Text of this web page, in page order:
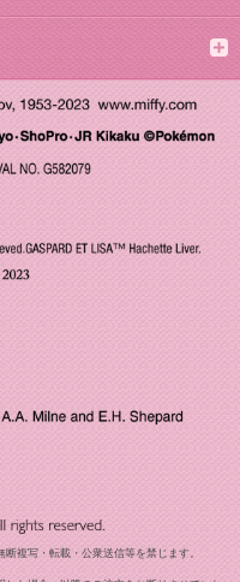
複写・転載・公衆送信等を禁じます。